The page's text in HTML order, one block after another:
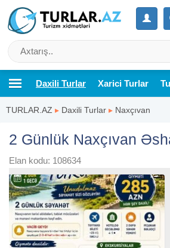
Daxili Turlar Xarici Turlar
TURLAR.AZ ▸ Daxili Turlar ▸ Naxçıvan
2 Günlük Naxçıvan
Elan kodu: 108634